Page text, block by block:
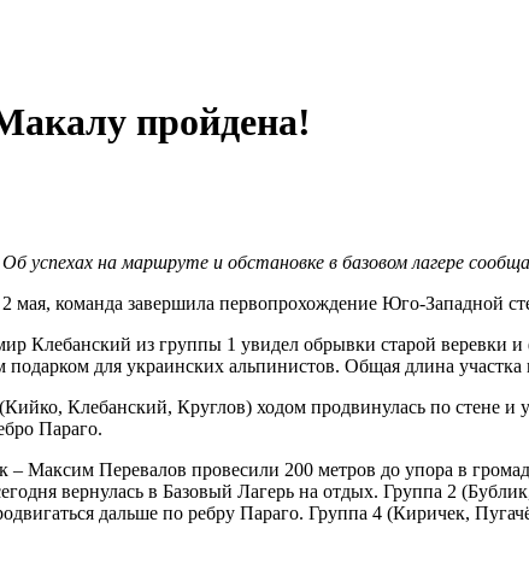
пройдена!
успехах на маршруте и обстановке в базовом лагере
мая, команда завершила первопрохождение Юго-Западной
Клебанский из группы 1 увидел обрывки старой веревки
для украинских альпинистов. Общая длина
Клебанский, Круглов) ходом продвинулась по стене
Параго.
– Максим Перевалов провесили 200 метров до упора в
вернулась в Базовый Лагерь на отдых. Группа 2
дальше по ребру Параго. Группа 4 (Киричек,